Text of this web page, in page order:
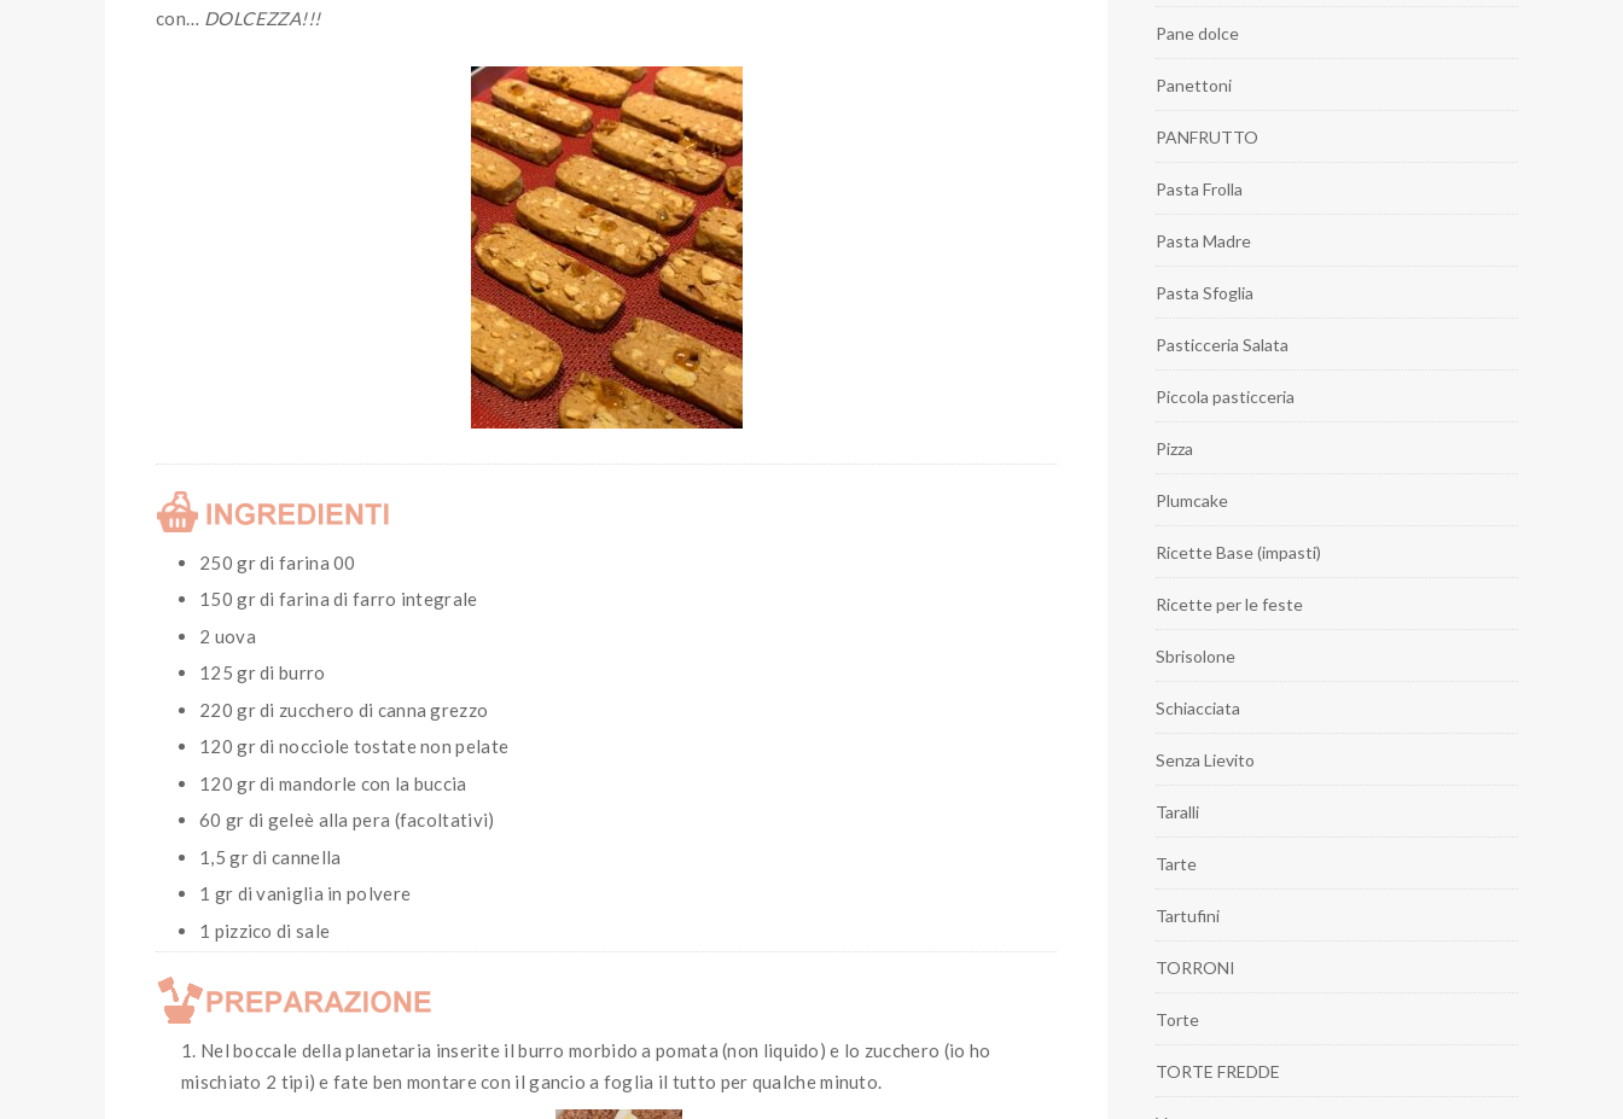
con… DOLCEZZA!!!
250 gr di farina 00
150 gr di farina di farro integrale
2 uova
125 gr di burro
220 gr di zucchero di canna grezzo
120 gr di nocciole tostate non pelate
120 gr di mandorle con la buccia
60 gr di geleè alla pera (facoltativi)
1,5 gr di cannella
1 gr di vaniglia in polvere
1 pizzico di sale
Nel boccale della planetaria inserite il burro morbido a pomata (non liquido) e lo zucchero (io ho
mischiato 2 tipi) e fate ben montare con il gancio a foglia il tutto per qualche minuto.
Pane dolce
Panettoni
PANFRUTTO
Pasta Frolla
Pasta Madre
Pasta Sfoglia
Pasticceria Salata
Piccola pasticceria
Pizza
Plumcake
Ricette Base (impasti)
Ricette per le feste
Sbrisolone
Schiacciata
Senza Lievito
Taralli
Tarte
Tartufini
TORRONI
Torte
TORTE FREDDE